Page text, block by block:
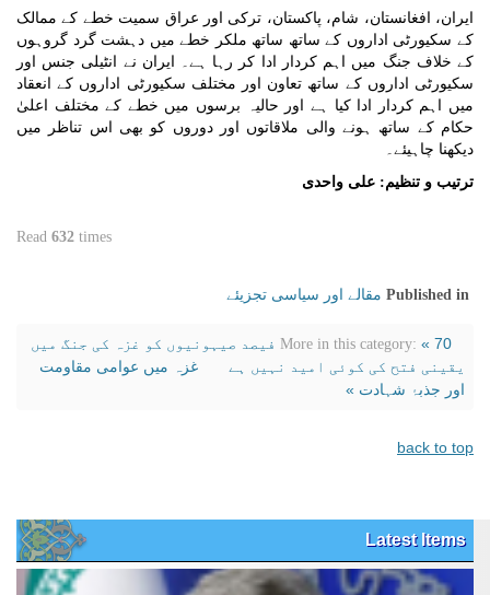
ایران، افغانستان، شام، پاکستان، ترکی اور عراق سمیت خطے کے ممالک
کے سکیورٹی اداروں کے ساتھ ساتھ ملکر خطے میں دہشت گرد گروہوں
کے خلاف جنگ میں اہم کردار ادا کر رہا ہے۔ ایران نے انٹیلی جنس اور
سکیورٹی اداروں کے ساتھ تعاون اور مختلف سکیورٹی اداروں کے انعقاد
میں اہم کردار ادا کیا ہے اور حالیہ برسوں میں خطے کے مختلف اعلیٰ
حکام کے ساتھ ہونے والی ملاقاتوں اور دوروں کو بھی اس تناظر میں
دیکھنا چاہیئے۔
ترتیب و تنظیم: علی واحدی
Read 632 times
Published in مقالے اور سیاسی تجزیئے
More in this category: « 70 فیصد صیہونیوں کو غزہ کی جنگ میں
یقینی فتح کی کوئی امید نہیں ہے
غزہ میں عوامی مقاومت
اور جذبۂ شہادت »
back to top
Latest Items